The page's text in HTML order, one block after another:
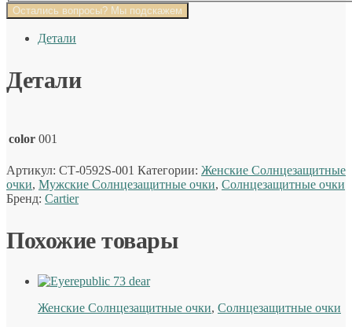
Остались вопросы? Мы подскажем
Детали
Детали
color 001
Артикул: СТ-0592S-001 Категории: Женские Солнцезащитные
очки, Мужские Солнцезащитные очки, Солнцезащитные очки
Бренд: Cartier
Похожие товары
Женские Солнцезащитные очки, Солнцезащитные очки